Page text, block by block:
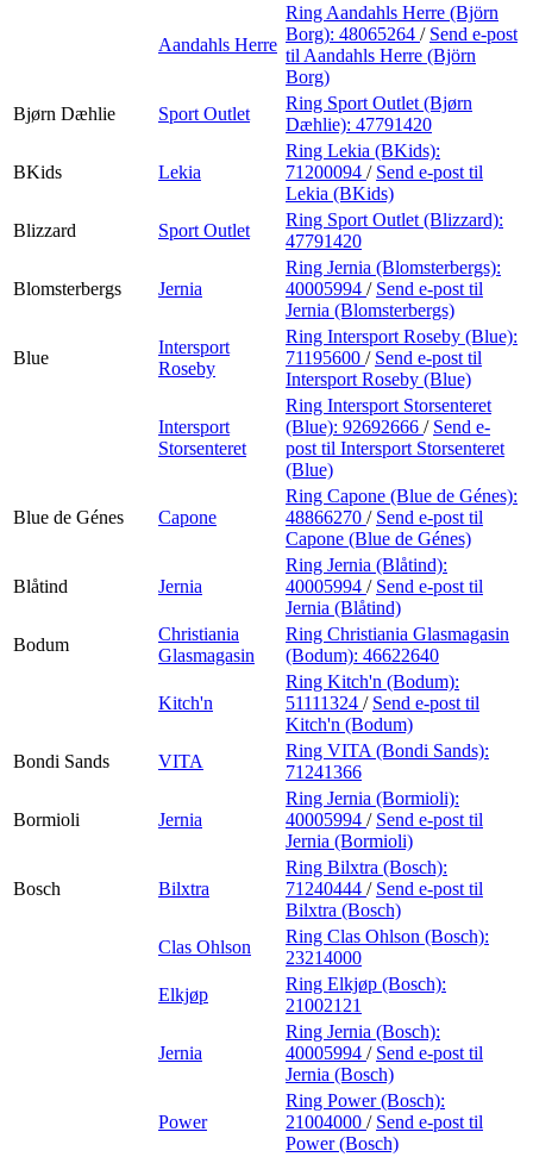
Aandahls Herre
Ring Aandahls Herre (Björn
Borg): 48065264 / Send e-post
til Aandahls Herre (Björn
Borg)
Bjørn Dæhlie
Sport Outlet
Ring Sport Outlet (Bjørn
Dæhlie): 47791420
BKids Lekia
Ring Lekia (BKids):
71200094 / Send e-post til
Lekia (BKids)
Blizzard
Sport Outlet
Ring Sport Outlet (Blizzard):
47791420
Blomsterbergs Jernia
Ring Jernia (Blomsterbergs):
40005994 / Send e-post til
Jernia (Blomsterbergs)
Blue
Intersport
Roseby
Ring Intersport Roseby (Blue):
71195600 / Send e-post til
Intersport Roseby (Blue)
Intersport
Storsenteret
Ring Intersport Storsenteret
(Blue): 92692666 / Send e-
post til Intersport Storsenteret
(Blue)
Blue de Génes Capone
Ring Capone (Blue de Génes):
48866270 / Send e-post til
Capone (Blue de Génes)
Blåtind Jernia
Ring Jernia (Blåtind):
40005994 / Send e-post til
Jernia (Blåtind)
Bodum
Christiania
Glasmagasin
Ring Christiania Glasmagasin
(Bodum): 46622640
Kitch'n
Ring Kitch'n (Bodum):
51111324 / Send e-post til
Kitch'n (Bodum)
Bondi Sands
VITA
Ring VITA (Bondi Sands):
71241366
Bormioli Jernia
Ring Jernia (Bormioli):
40005994 / Send e-post til
Jernia (Bormioli)
Bosch Bilxtra
Ring Bilxtra (Bosch):
71240444 / Send e-post til
Bilxtra (Bosch)
Clas Ohlson
Ring Clas Ohlson (Bosch):
23214000
Elkjøp
Ring Elkjøp (Bosch):
21002121
Jernia
Ring Jernia (Bosch):
40005994 / Send e-post til
Jernia (Bosch)
Power
Ring Power (Bosch):
21004000 / Send e-post til
Power (Bosch)